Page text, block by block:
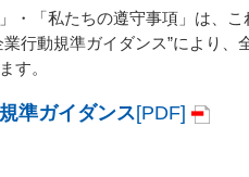
・「私たちの遵守事項」は、こ
行動規準ガイダンス”により、
す。​
準ガイダンス[PDF]